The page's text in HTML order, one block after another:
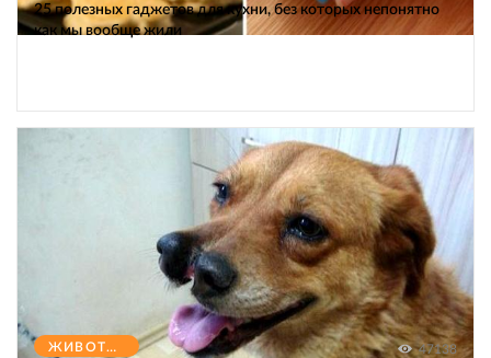
25 полезных гаджетов для кухни, без которых непонятно
как мы вообще жили
ЖИВОТНЫЕ 47138